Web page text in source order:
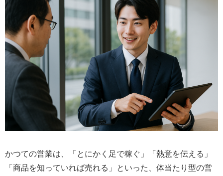
かつての営業は、「とにかく足で稼ぐ」「熱意を伝える」
「商品を知っていれば売れる」といった、体当たり型の営